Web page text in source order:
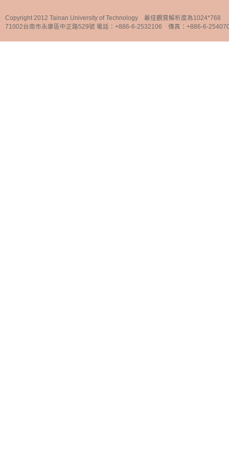
Copyright 2012 Tainan University of Technology 最佳觀賞解析度為1024*768
71002台南市永康區中正路529號 電話：+886-6-2532106 傳真：+886-6-